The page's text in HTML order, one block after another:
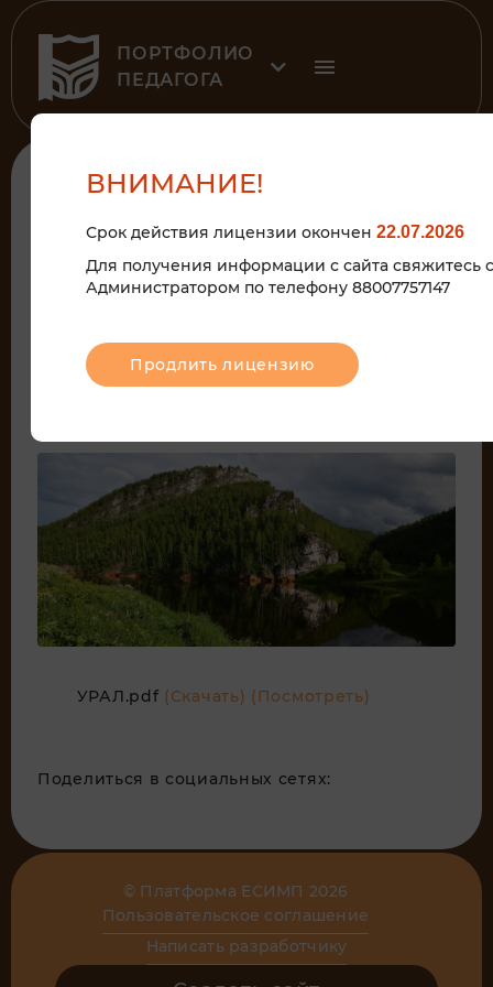
ПОРТФОЛИО
ПЕДАГОГА
К рубрике
«КАМЕННЫЙ ПОЯС РУССКОЙ
ЗЕМЛИ»
УРАЛ.pdf (Скачать) (Посмотреть)
Поделиться в социальных сетях:
© Платформа ЕСИМП 2026
Пользовательское соглашение
Написать разработчику
ВНИМАНИЕ!
Срок действия лицензии окончен 22.07.2026
Для получения информации с сайта свяжитесь с
Администратором по телефону 88007757147
Продлить лицензию